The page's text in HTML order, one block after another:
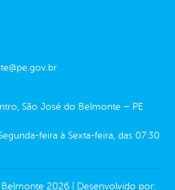
São José do Belmonte – PE
feira à Sexta-feira, das 07:30
Belmonte 2026| Desenvolvido por: